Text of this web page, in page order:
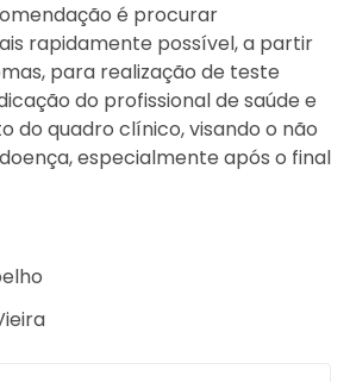
é procurar
rapidamente possível, a partir
para realização de teste
do profissional de saúde e
do quadro clínico, visando o não
especialmente após o final